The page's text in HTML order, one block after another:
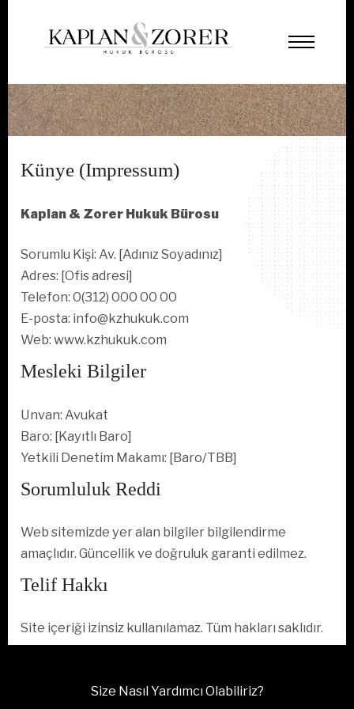
Künye (Impressum)
Kaplan & Zorer Hukuk Bürosu
Sorumlu Kişi: Av. [Adınız Soyadınız]
Adres: [Ofis adresi]
Telefon: 0(312) 000 00 00
E-posta: info@kzhukuk.com
Web: www.kzhukuk.com
Mesleki Bilgiler
Unvan: Avukat
Baro: [Kayıtlı Baro]
Yetkili Denetim Makamı: [Baro/TBB]
Sorumluluk Reddi
Web sitemizde yer alan bilgiler bilgilendirme
amaçlıdır. Güncellik ve doğruluk garanti edilmez.
Telif Hakkı
Site içeriği izinsiz kullanılamaz. Tüm hakları saklıdır.
Size Nasıl Yardımcı Olabiliriz?